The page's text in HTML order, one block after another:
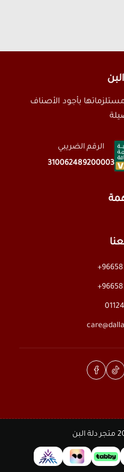
بأجود الأصناف
الرقم الضريبي
310062489200003
متجر دلة البن